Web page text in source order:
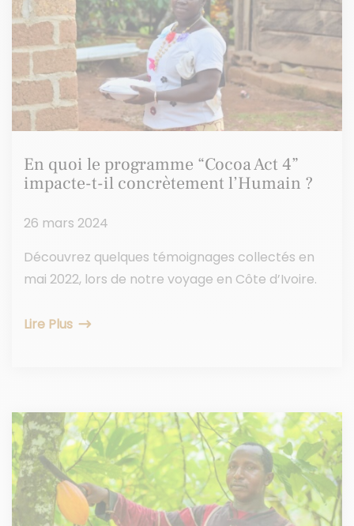
En quoi le programme “Cocoa Act 4”
impacte-t-il concrètement l’Humain ?
26 mars 2024
Découvrez quelques témoignages collectés en
mai 2022, lors de notre voyage en Côte d’Ivoire.
Lire Plus